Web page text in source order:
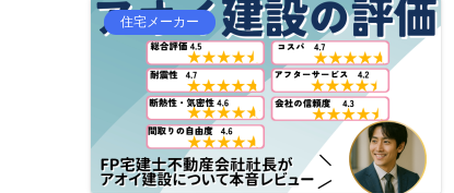
住宅メーカー